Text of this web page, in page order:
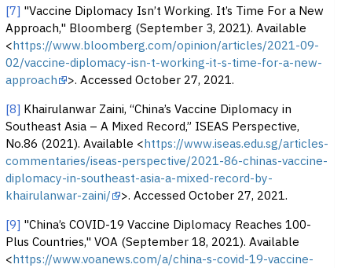
[7] "Vaccine Diplomacy Isn’t Working. It’s Time For a New
Approach," Bloomberg (September 3, 2021). Available
<https://www.bloomberg.com/opinion/articles/2021-09-
02/vaccine-diplomacy-isn-t-working-it-s-time-for-a-new-
approach >. Accessed October 27, 2021.
[8] Khairulanwar Zaini, “China’s Vaccine Diplomacy in
Southeast Asia – A Mixed Record,” ISEAS Perspective,
No.86 (2021). Available <https://www.iseas.edu.sg/articles-
commentaries/iseas-perspective/2021-86-chinas-vaccine-
diplomacy-in-southeast-asia-a-mixed-record-by-
khairulanwar-zaini/ >. Accessed October 27, 2021.
[9] "China’s COVID-19 Vaccine Diplomacy Reaches 100-
Plus Countries," VOA (September 18, 2021). Available
<https://www.voanews.com/a/china-s-covid-19-vaccine-